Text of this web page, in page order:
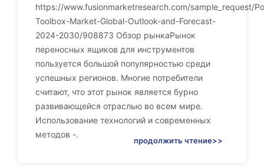
https://www.fusionmarketresearch.com/sample_request/
Toolbox-Market-Global-Outlook-and-Forecast-
2024-2030/908873 Обзор рынкаРынок
переносных ящиков для инструментов
пользуется большой популярностью среди
успешных регионов. Многие потребители
считают, что этот рынок является бурно
развивающейся отраслью во всем мире.
Использование технологий и современных
методов -.
продолжить чтение>>